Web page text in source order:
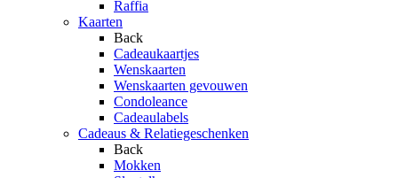
Raffia
Kaarten
Back
Cadeaukaartjes
Wenskaarten
Wenskaarten gevouwen
Condoleance
Cadeaulabels
Cadeaus & Relatiegeschenken
Back
Mokken